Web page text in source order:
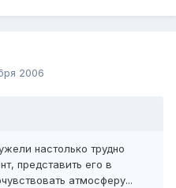
2006
настолько трудно
представить его в
атмосферу...